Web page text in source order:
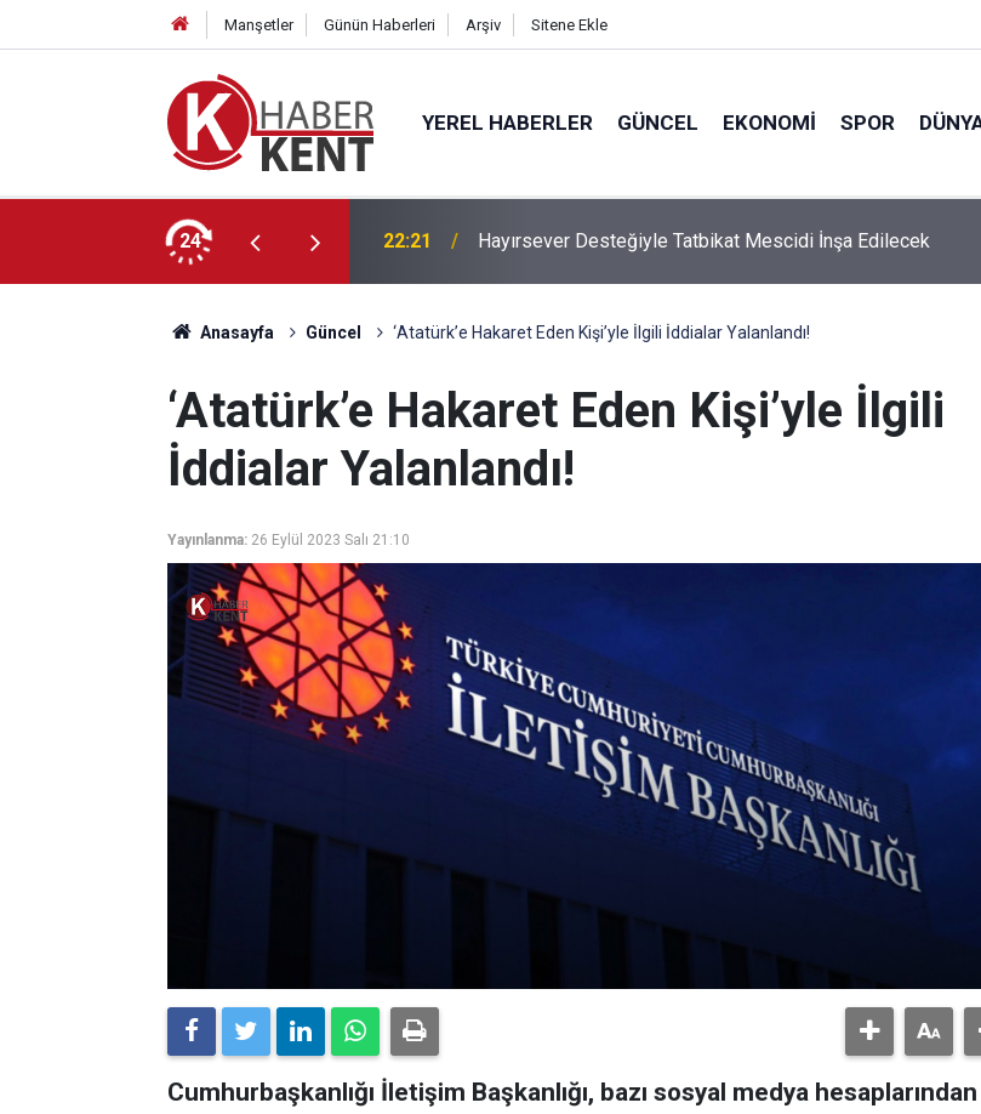
Manşetler Günün Haberleri Arşiv Sitene Ekle
YEREL HABERLER GÜNCEL EKONOMI SPOR
24 22:21 Hayırsever Desteğiyle Tatbikat Mescidi İnşa Edilecek
Anasayfa Güncel ‘Atatürk’e Hakaret Eden Kişi’yle İlgili İddialar Yalanlandı!
‘Atatürk’e Hakaret Eden Kişi’yle İlgili
İddialar Yalanlandı!
Yayınlanma: 26 Eylül 2023 Salı 21:10
Cumhurbaşkanlığı İletişim Başkanlığı, bazı sosyal medya hesaplarından